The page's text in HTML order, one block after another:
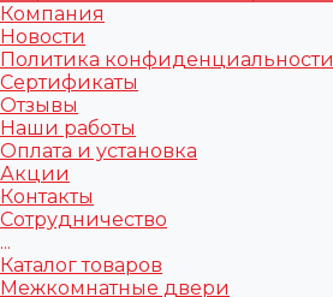
Компания
Новости
Политика конфиденциальности
Сертификаты
Отзывы
Наши работы
Оплата и установка
Акции
Контакты
Сотрудничество
...
Каталог товаров
Межкомнатные двери